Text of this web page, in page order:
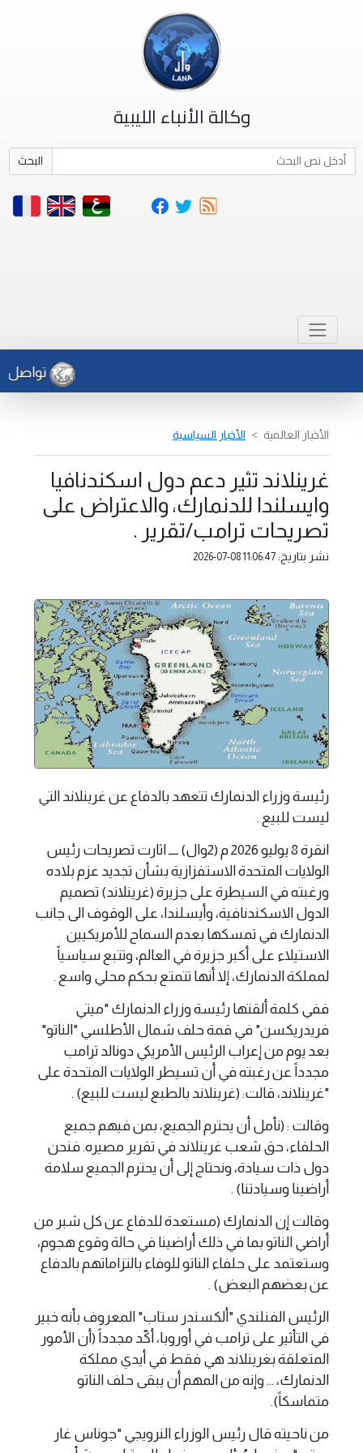
وكالة الأنباء الليبية
البحث
تواصل
الأخبار العالمية الأخبار السياسية
غرينلاند تثير دعم دول اسكندنافيا
وايسلندا للدنمارك، والاعتراض على
تصريحات ترامب/تقرير .
نشر بتاريخ: 2026-07-08 11:06:47
رئيسة وزراء الدنمارك تتعهد بالدفاع عن غرينلاند التي
ليست للبيع .
انقرة 8 يوليو 2026 م (2وال) ــــ اثارت تصريحات رئيس
الولايات المتحدة الاستفزازية بشأن تجديد عزم بلاده
ورغبته في السيطرة على جزيرة (غرينلاند) تصميم
الدول الاسكندنافية، وأيسلندا، على الوقوف الى جانب
الدنمارك في تمسكها بعدم السماح للأمريكيين
الاستيلاء على أكبر جزيرة في العالم، وتتبع سياسياً
لمملكة الدنمارك، إلا أنها تتمتع بحكم محلي واسع .
ففي كلمة ألقتها رئيسة وزراء الدنمارك "ميتي
فريدريكسن" في قمة حلف شمال الأطلسي "الناتو"
بعد يوم من إعراب الرئيس الأمريكي دونالد ترامب
مجدداً عن رغبته في أن تسيطر الولايات المتحدة على
"غرينلاند، قالت: (غرينلاند بالطبع ليست للبيع) .
وقالت : (نأمل أن يحترم الجميع، بمن فيهم جميع
الحلفاء، حق شعب غرينلاند في تقرير مصيره. فنحن
دول ذات سيادة، ونحتاج إلى أن يحترم الجميع سلامة
أراضينا وسيادتنا) .
وقالت إن الدنمارك (مستعدة للدفاع عن كل شبر من
أراضي الناتو بما في ذلك أراضينا في حالة وقوع هجوم،
وستعتمد على حلفاء الناتو للوفاء بالتزاماتهم بالدفاع
عن بعضهم البعض) .
الرئيس الفنلندي "ألكسندر ستاب" المعروف بأنه خبير
في التأثير على ترامب في أوروبا، أكّد مجدداً (أن الأمور
المتعلقة بغرينلاند هي فقط في أيدي مملكة
الدنمارك، ... وإنه من المهم أن يبقى حلف الناتو
متماسكاً).
من ناحيته قال رئيس الوزراء النرويجي "جوناس غار